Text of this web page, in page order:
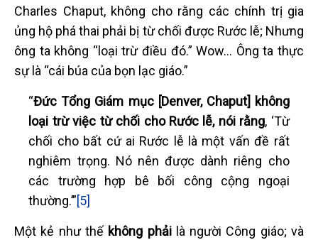
Charles Chaput, không cho rằng các chính trị gia
ủng hộ phá thai phải bị từ chối được Rước lễ; Nhưng
ông ta không “loại trừ điều đó.” Wow... Ông ta thực
sự là “cái búa của bọn lạc giáo.”
“Đức Tổng Giám mục [Denver, Chaput] không
loại trừ việc từ chối cho Rước lễ, nói rằng, ‘Từ
chối cho bất cứ ai Rước lễ là một vấn đề rất
nghiêm trọng. Nó nên được dành riêng cho
các trường hợp bê bối công cộng ngoại
thường.’”[5]
Một kẻ như thế không phải là người Công giáo; và